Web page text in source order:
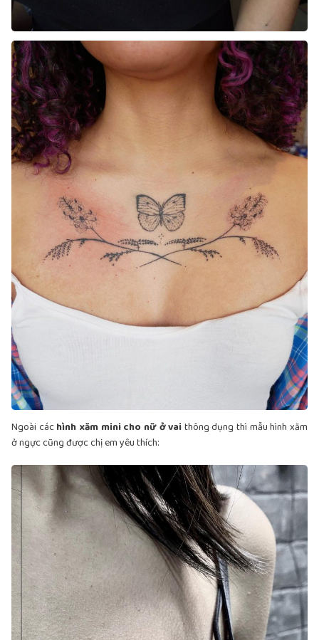
Ngoài cáchình xăm mini cho nữ ở vaithông dụng thì mẫu hình xăm
ở ngực cũng được chị em yêu thích: